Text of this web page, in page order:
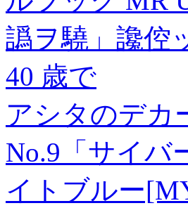
譌ヲ驍」讒倥
40 歳で
アシタのデカ
No.9「サイバ
イトブルー